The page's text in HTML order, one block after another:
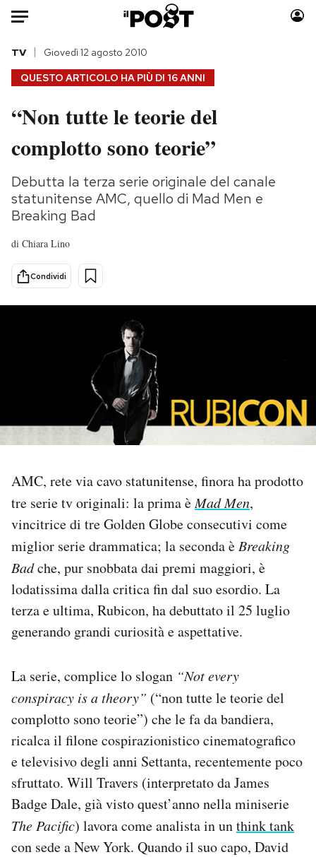
HOME
Italia
Politica
Tecnologia
Internet
Scienza
Cultura
Economia
Sport
Moda
Consumismi
Storie/Idee
Ok Boomer!
NEWSLETTER
I MIEI PREFERITI
SHOP
CALENDARIO
AREA PERSONALE
Area Personale
Newsletter
Hai bisogno di aiuto?
Esci
QUESTO ARTICOLO HA PIÙ DI 16 ANNI
TV Giovedì 12 agosto 2010
“Non tutte le teorie del
complotto sono teorie”
Debutta la terza serie originale del canale
statunitense AMC, quello di Mad Men e
Breaking Bad
di Chiara Lino
Condividi
AMC, rete via cavo statunitense, finora ha prodotto
tre serie tv originali: la prima èMad Men,
vincitrice di tre Golden Globe consecutivi come
miglior serie drammatica; la seconda è Breaking
Badche, pur snobbata dai premi maggiori, è
lodatissima dalla critica fin dal suo esordio. La
terza e ultima, Rubicon, ha debuttato il 25 luglio
generando grandi curiosità e aspettative.
La serie, complice lo slogan “Not every
conspiracy is a theory” (“non tutte le teorie del
complotto sono teorie”) che le fa da bandiera,
ricalca il filone cospirazionistico cinematografico
e televisivo degli anni Settanta, recentemente poco
sfruttato. Will Travers (interpretato da James
Badge Dale, già visto quest’anno nella miniserie
The Pacific) lavora come analista in unthink tank
con sede a New York. Quando il suo capo, David